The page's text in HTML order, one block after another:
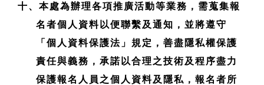
十、本處為辦理各項推廣活動等業務，需蒐集報
名者個人資料以便聯繫及通知，並將遵守
「個人資料保護法」規定，善盡隱私權保護
責任與義務，承諾以合理之技術及程序盡力
保護報名人員之個人資料及隱私，報名者所